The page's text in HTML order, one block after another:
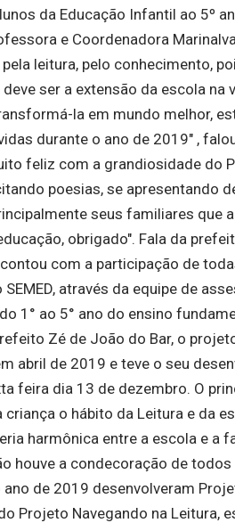
da Educação Infantil ao 5º
e Coordenadora
leitura, pelo conhecimento,
deve ser a extensão da escola
la em mundo melhor,
durante o ano de 2019" ,
feliz com a grandiosidade do
poesias, se apresentando
seus familiares que
obrigado". Fala da
com a participação de
SEMED, através da equipe de
1° ao 5° ano do ensino
Zé de João do Bar, o
abril de 2019 e teve o seu
feira dia 13 de dezembro. O
criança o hábito da Leitura e da
harmônica entre a escola e a
houve a condecoração de
ano de 2019 desenvolveram
Projeto Navegando na Leitura,